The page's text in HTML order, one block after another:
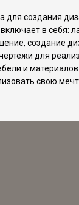
для создания
в себя:
создание
для
и
свою